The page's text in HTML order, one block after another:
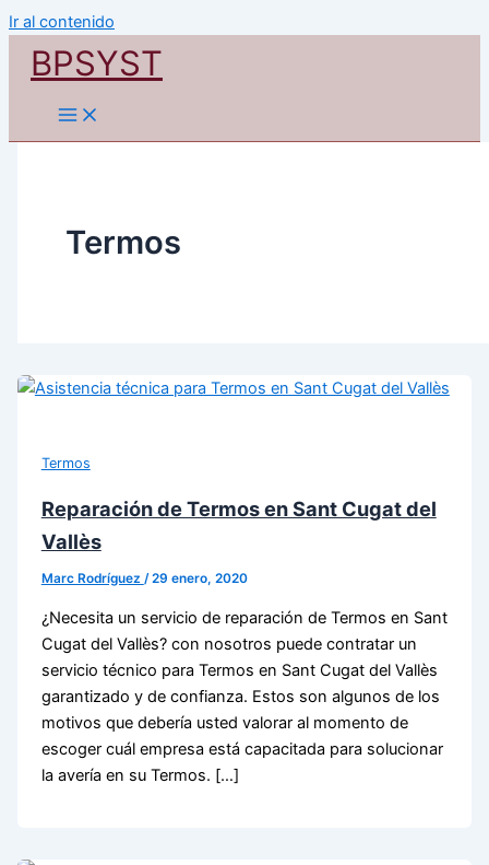
Ir al contenido
BPSYST
Termos
Termos
Reparación de Termos en Sant Cugat del
Vallès
Marc Rodríguez /29 enero, 2020
¿Necesita un servicio de reparación de Termos en Sant
Cugat del Vallès? con nosotros puede contratar un
servicio técnico para Termos en Sant Cugat del Vallès
garantizado y de confianza. Estos son algunos de los
motivos que debería usted valorar al momento de
escoger cuál empresa está capacitada para solucionar
la avería en su Termos. […]